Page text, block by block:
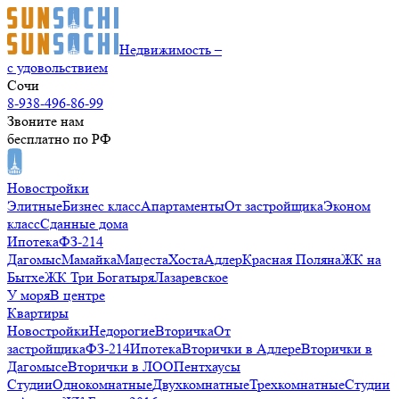
Недвижимость –
с удовольствием
Сочи
8-938-496-86-99
Звоните нам
бесплатно по РФ
Новостройки
ЭлитныеБизнес классАпартаментыОт застройщикаЭконом
классСданные дома
ИпотекаФЗ-214
ДагомысМамайкаМацестаХостаАдлерКрасная ПолянаЖК на
БытхеЖК Три БогатыряЛазаревское
У моряВ центре
Квартиры
НовостройкиНедорогиеВторичкаОт
застройщикаФЗ-214ИпотекаВторички в АдлереВторички в
ДагомысеВторички в ЛООПентхаусы
СтудииОднокомнатныеДвухкомнатныеТрехкомнатныеСтудии